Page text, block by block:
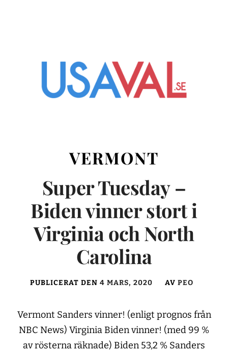
VERMONT
Super Tuesday –
Biden vinner stort i
Virginia och North
Carolina
PUBLICERAT DEN 4 MARS, 2020 AV PEO
Vermont Sanders vinner! (enligt prognos från
NBC News) Virginia Biden vinner! (med 99 %
av rösterna räknade) Biden 53,2 % Sanders